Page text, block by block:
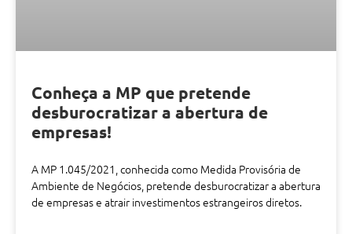
Conheça a MP que pretende
desburocratizar a abertura de
empresas!
A MP 1.045/2021, conhecida como Medida Provisória de
Ambiente de Negócios, pretende desburocratizar a abertura
de empresas e atrair investimentos estrangeiros diretos.